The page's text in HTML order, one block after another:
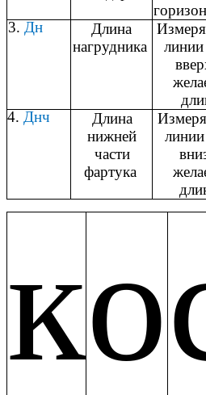
3. Дн
Длина
нагрудника
линии
4. Днч
Длина
нижней
части
фартука
ко